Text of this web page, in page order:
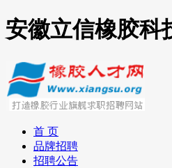
安徽立信橡胶科
首 页
品牌招聘
招聘公告